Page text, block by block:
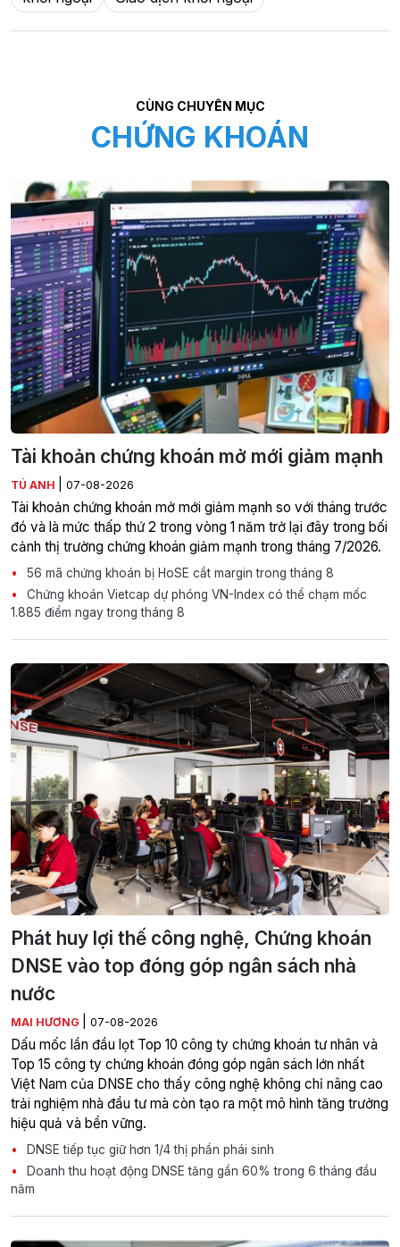
CÙNG CHUYÊN MỤC
CHỨNG KHOÁN
Tài khoản chứng khoán mở mới giảm mạnh
TÚ ANH 07-08-2026
Tài khoản chứng khoán mở mới giảm mạnh so với tháng trước
đó và là mức thấp thứ 2 trong vòng 1 năm trở lại đây trong bối
cảnh thị trường chứng khoán giảm mạnh trong tháng 7/2026.
56 mã chứng khoán bị HoSE cắt margin trong tháng 8
Chứng khoán Vietcap dự phóng VN-Index có thể chạm mốc
1.885 điểm ngay trong tháng 8
Phát huy lợi thế công nghệ, Chứng khoán
DNSE vào top đóng góp ngân sách nhà
nước
MAI HƯƠNG 07-08-2026
Dấu mốc lần đầu lọt Top 10 công ty chứng khoán tư nhân và
Top 15 công ty chứng khoán đóng góp ngân sách lớn nhất
Việt Nam của DNSE cho thấy công nghệ không chỉ nâng cao
trải nghiệm nhà đầu tư mà còn tạo ra một mô hình tăng trưởng
hiệu quả và bền vững.
DNSE tiếp tục giữ hơn 1/4 thị phần phái sinh
Doanh thu hoạt động DNSE tăng gần 60% trong 6 tháng đầu
năm